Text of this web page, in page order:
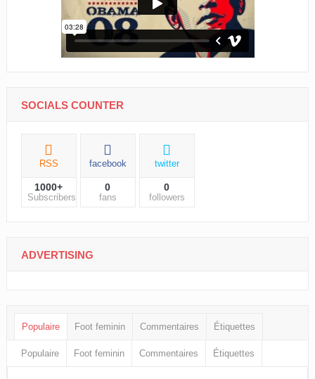
SOCIALS COUNTER
RSS
1000+
Subscribers
facebook
0
fans
twitter
0
followers
ADVERTISING
Populaire Foot feminin Commentaires Étiquettes
Populaire Foot feminin Commentaires Étiquettes